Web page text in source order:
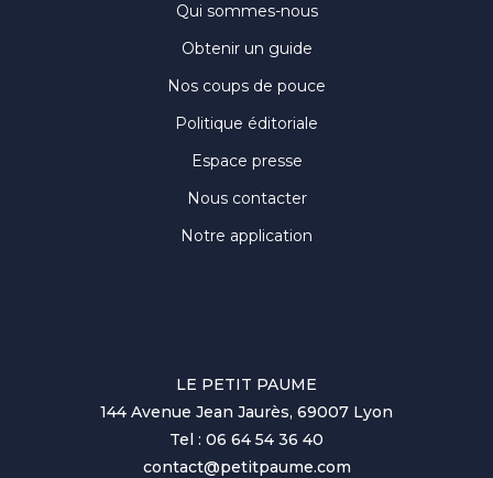
Qui sommes-nous
Obtenir un guide
Nos coups de pouce
Politique éditoriale
Espace presse
Nous contacter
Notre application
LE PETIT PAUME
144 Avenue Jean Jaurès, 69007 Lyon
Tel : 06 64 54 36 40
contact@petitpaume.com